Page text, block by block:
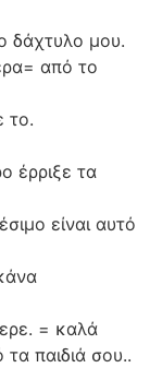
δάχτυλο μου.
από το
το.
έρριξε τα
είναι αυτό
= καλά
παιδιά σου..